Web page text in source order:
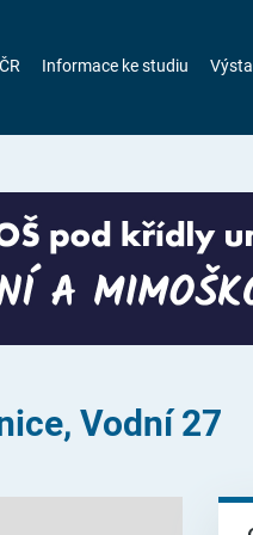
Informace ke studiu
Vodní 27